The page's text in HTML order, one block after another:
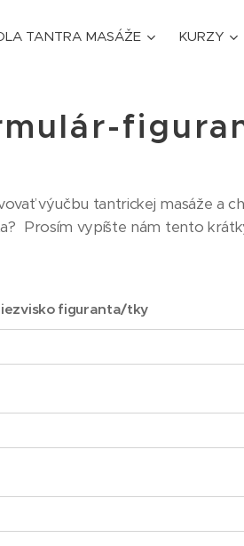
TANTRA MASÁŽE KURZY
výučbu tantrickej masáže a
Prosím vypíšte nám tento
figuranta/tky